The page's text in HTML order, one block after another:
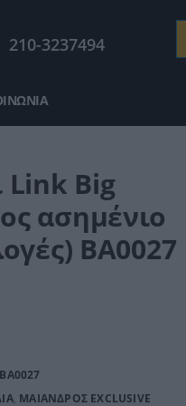
210-3237494
Link Big
ασημένιο
ΒΑ0027
ΒΑ0027
, ΜΑΊΑΝΔΡΟΣ EXCLUSIVE